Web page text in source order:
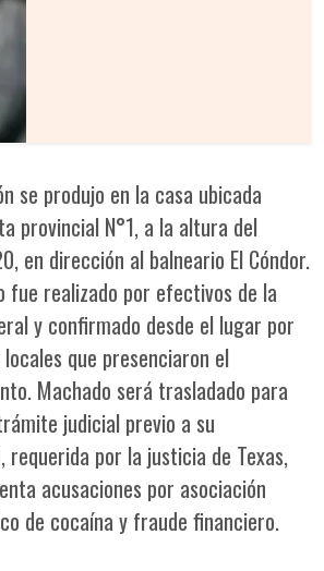
se produjo en la casa ubicada
provincial N°1, a la altura del
en dirección al balneario El Cóndor.
fue realizado por efectivos de la
y confirmado desde el lugar por
que presenciaron el
Machado será trasladado para
judicial previo a su
requerida por la justicia de Texas,
acusaciones por asociación
de cocaína y fraude financiero.